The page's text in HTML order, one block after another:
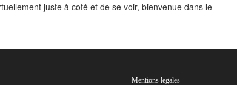
juste à coté et de se voir, bienvenue dans le
Mentions legales